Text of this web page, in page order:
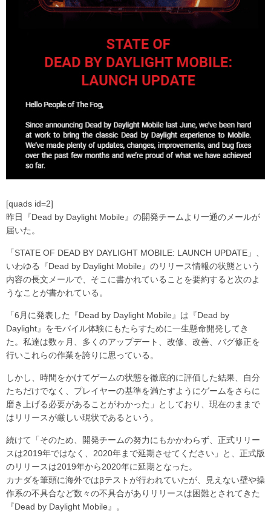
[quads id=2]
昨日『Dead by Daylight Mobile』の開発チームより一通のメールが
届いた。
「STATE OF DEAD BY DAYLIGHT MOBILE: LAUNCH UPDATE」、
いわゆる『Dead by Daylight Mobile』のリリース情報の状態という
内容の長文メールで、そこに書かれていることを要約すると次のよ
うなことが書かれている。
「6月に発表した『Dead by Daylight Mobile』は『Dead by
Daylight』をモバイル体験にもたらすために一生懸命開発してき
た。私達は数ヶ月、多くのアップデート、改修、改善、バグ修正を
行いこれらの作業を誇りに思っている。
しかし、時間をかけてゲームの状態を徹底的に評価した結果、自分
たちだけでなく、プレイヤーの基準を満たすようにゲームをさらに
磨き上げる必要があることがわかった」としており、現在のままで
はリリースが厳しい現状であるという。
続けて「そのため、開発チームの努力にもかかわらず、正式リリー
スは2019年ではなく、2020年まで延期させてください」と、正式版
のリリースは2019年から2020年に延期となった。
カナダを筆頭に海外ではβテストが行われていたが、見えない壁や操
作系の不具合など数々の不具合がありリリースは困難とされてきた
『Dead by Daylight Mobile』。